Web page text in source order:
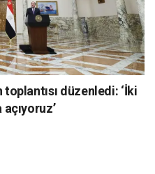
düzenledi: ‘İki